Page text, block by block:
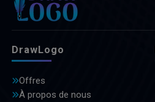
DrawLogo
Offres
À propos de nous